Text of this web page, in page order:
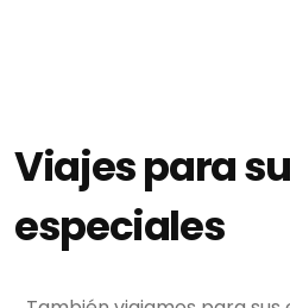
Viajes para
especiales